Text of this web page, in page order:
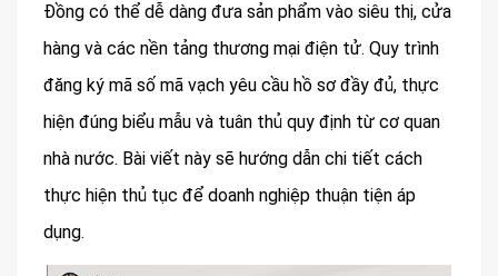
Đồng có thể dễ dàng đưa sản phẩm vào siêu thị, cửa
hàng và các nền tảng thương mại điện tử. Quy trình
đăng ký mã số mã vạch yêu cầu hồ sơ đầy đủ, thực
hiện đúng biểu mẫu và tuân thủ quy định từ cơ quan
nhà nước. Bài viết này sẽ hướng dẫn chi tiết cách
thực hiện thủ tục để doanh nghiệp thuận tiện áp
dụng.